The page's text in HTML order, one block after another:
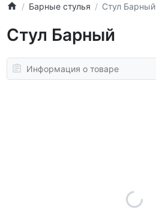
Барные стулья Стул Барный
Стул Барный
Информация о товаре